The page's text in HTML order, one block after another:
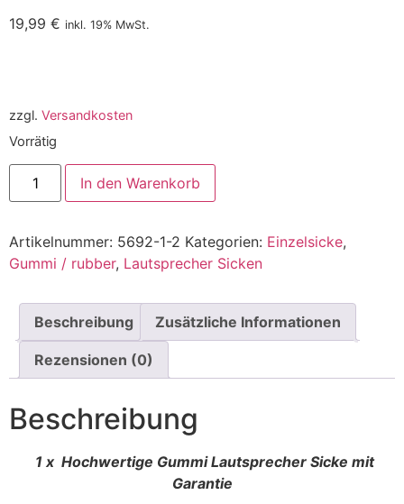
19,99 € inkl. 19% MwSt.
zzgl. Versandkosten
Vorrätig
In den Warenkorb
Artikelnummer: 5692-1-2 Kategorien: Einzelsicke,
Gummi / rubber, Lautsprecher Sicken
Beschreibung Zusätzliche Informationen
Rezensionen (0)
Beschreibung
1 x Hochwertige Gummi Lautsprecher Sicke mit
Garantie